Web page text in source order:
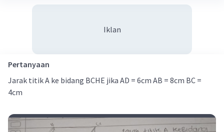
Iklan
Pertanyaan
Jarak titik A ke bidang BCHE jika AD = 6cm AB = 8cm BC =
4cm